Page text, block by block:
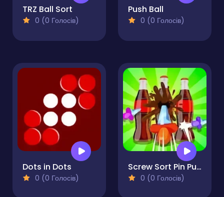
TRZ Ball Sort
0 (0 Голосів)
Push Ball
0 (0 Голосів)
Dots in Dots
0 (0 Голосів)
Screw Sort Pin Puzzle
0 (0 Голосів)